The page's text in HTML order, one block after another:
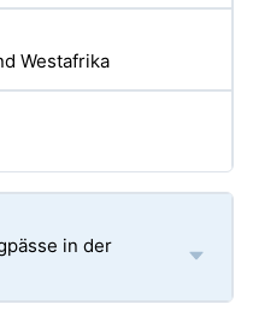
Westafrika
in der